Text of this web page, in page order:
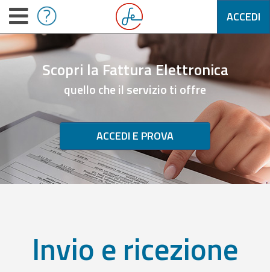
ACCEDI
Scopri la Fattura Elettronica
quello che il servizio ti offre
ACCEDI E PROVA
Invio e ricezione